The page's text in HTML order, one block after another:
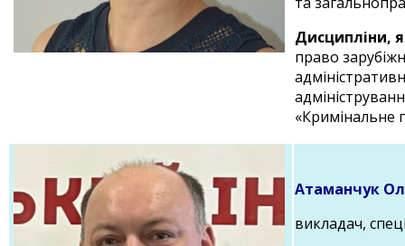
Дисципліни,
право
«Кримінальне
Атаманчук
викладач,